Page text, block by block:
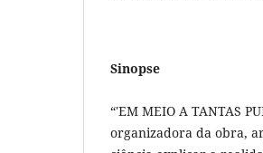
Sinopse
“'EM MEIO A TANTAS
organizadora da obra,